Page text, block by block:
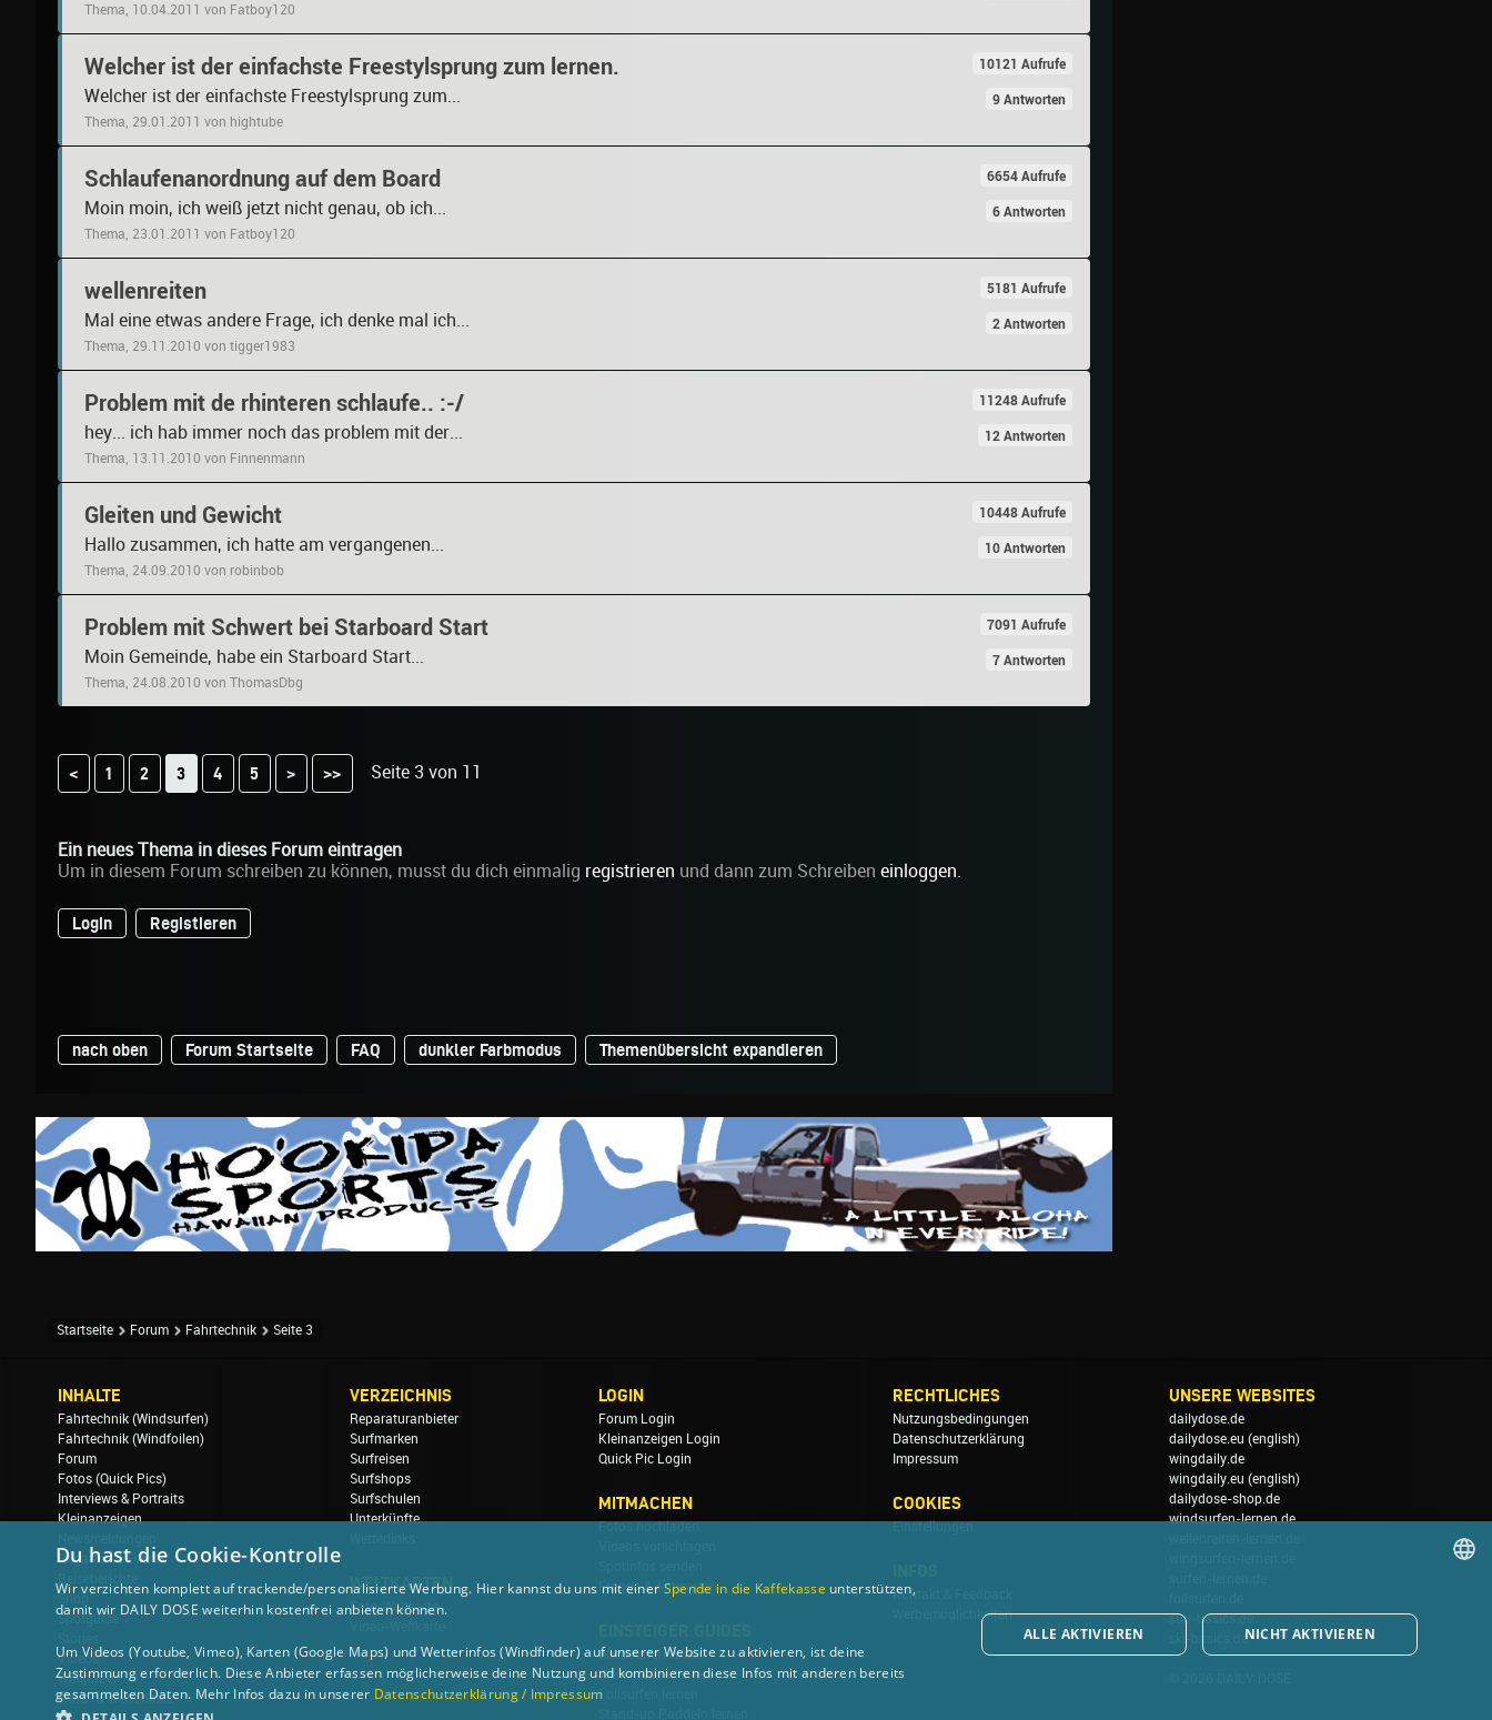
Thema, 10.04.2011 von Fatboy120
Welcher ist der einfachste Freestylsprung zum lernen.
Welcher ist der einfachste Freestylsprung zum...
Thema, 29.01.2011 von hightube
10121 Aufrufe
9 Antworten
Schlaufenanordnung auf dem Board
Moin moin, ich weiß jetzt nicht genau, ob ich...
Thema, 23.01.2011 von Fatboy120
6654 Aufrufe
6 Antworten
wellenreiten
Mal eine etwas andere Frage, ich denke mal ich...
Thema, 29.11.2010 von tigger1983
5181 Aufrufe
2 Antworten
Problem mit de rhinteren schlaufe.. :-/
hey... ich hab immer noch das problem mit der...
Thema, 13.11.2010 von Finnenmann
11248 Aufrufe
12 Antworten
Gleiten und Gewicht
Hallo zusammen, ich hatte am vergangenen...
Thema, 24.09.2010 von robinbob
10448 Aufrufe
10 Antworten
Problem mit Schwert bei Starboard Start
Moin Gemeinde, habe ein Starboard Start...
Thema, 24.08.2010 von ThomasDbg
7091 Aufrufe
7 Antworten
< 1 2 3 4 5 > >> Seite 3 von 11
Ein neues Thema in dieses Forum eintragen
Um in diesem Forum schreiben zu können, musst du dich einmalig registrieren und dann zum Schreiben einloggen
Login Registieren
nach oben Forum Startseite FAQ dunkler Farbmodus Themenübersicht expandieren
Startseite Forum Fahrtechnik Seite 3
INHALTE
Fahrtechnik (Windsurfen)
Fahrtechnik (Windfoilen)
Forum
Fotos (Quick Pics)
Interviews & Portraits
Kleinanzeigen
Regatten & Events
Shop
Spotguide
Videos
Wallpaper
Wind- & Wetterlinks
VERZEICHNIS
Reparaturanbieter
Surfmarken
Surfreisen
Surfshops
Surfschulen
Unterkünfte
WELTKARTEN
Foto-Weltkarte
LOGIN
Forum Login
Kleinanzeigen Login
Quick Pic Login
MITMACHEN
Fotos hochladen
Fragen & Antworten
Windsurfen lernen
Wellenreiten lernen
Foilsurfen lernen
RECHTLICHES
Nutzungsbedingungen
Datenschutzerklärung
Impressum
COOKIES
Einstellungen
Kontakt & Feedback
Werbemöglichkeiten
UNSERE WEBSITES
dailydose.de
dailydose.eu (english)
wingdaily.de
wingdaily.eu (english)
dailydose-shop.de
windsurfen-lernen.de
sup-basics.de
ski-basics.de
ENGLISH
Du hast die Cookie-Kontrolle
Wir verzichten komplett auf trackende/personalisierte Werbung. Hier kannst du uns mit einer Spende in die Kaffekasse unterstützen,
damit wir DAILY DOSE weiterhin kostenfrei anbieten können.
Um Videos (Youtube, Vimeo), Karten (Google Maps) und Wetterinfos (Windfinder) auf unserer Website zu aktivieren, ist deine
Zustimmung erforderlich. Diese Anbieter erfassen möglicherweise deine Nutzung und kombinieren diese Infos mit anderen bereits
gesammelten Daten. Mehr Infos dazu in unserer Datenschutzerklärung / Impressum
ALLE AKTIVIEREN NICHT AKTIVIEREN